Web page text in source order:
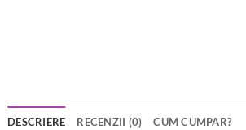
DESCRIERE RECENZII (0) CUM CUMPAR?